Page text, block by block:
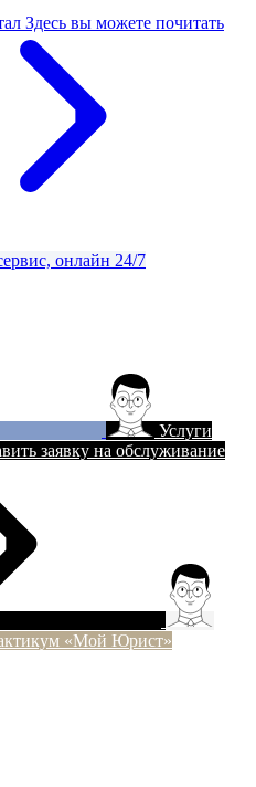
Здесь вы можете почитать
онлайн 24/7
Услуги
заявку на обслуживание
«Мой Юрист»